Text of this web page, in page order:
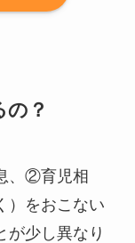
？
、②育児相
をおこない
が少し異なり